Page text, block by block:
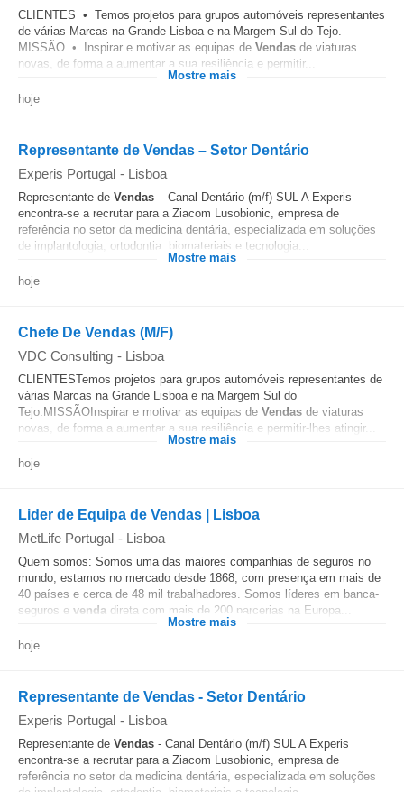
CLIENTES • Temos projetos para grupos automóveis representantes
de várias Marcas na Grande Lisboa e na Margem Sul do Tejo.
MISSÃO • Inspirar e motivar as equipas de Vendas de viaturas
novas, de forma a aumentar a sua resiliência e permitir...
Mostre mais
hoje
Representante de Vendas – Setor Dentário
Experis Portugal - Lisboa
Representante de Vendas – Canal Dentário (m/f) SUL A Experis
encontra-se a recrutar para a Ziacom Lusobionic, empresa de
referência no setor da medicina dentária, especializada em soluções
de implantologia, ortodontia, biomateriais e tecnologia...
Mostre mais
hoje
Chefe De Vendas (M/F)
VDC Consulting - Lisboa
CLIENTESTemos projetos para grupos automóveis representantes de
várias Marcas na Grande Lisboa e na Margem Sul do
Tejo.MISSÃOInspirar e motivar as equipas de Vendas de viaturas
novas, de forma a aumentar a sua resiliência e permitir-lhes atingir...
Mostre mais
hoje
Lider de Equipa de Vendas | Lisboa
MetLife Portugal - Lisboa
Quem somos: Somos uma das maiores companhias de seguros no
mundo, estamos no mercado desde 1868, com presença em mais de
40 países e cerca de 48 mil trabalhadores. Somos líderes em banca-
seguros e venda direta com mais de 200 parcerias na Europa...
Mostre mais
hoje
Representante de Vendas - Setor Dentário
Experis Portugal - Lisboa
Representante de Vendas - Canal Dentário (m/f) SUL A Experis
encontra-se a recrutar para a Ziacom Lusobionic, empresa de
referência no setor da medicina dentária, especializada em soluções